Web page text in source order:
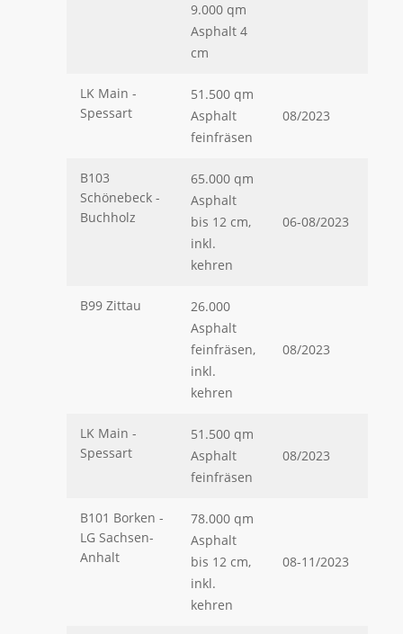
9.000 qm
Asphalt 4
cm
LK Main -
Spessart
51.500 qm
Asphalt
feinfräsen
08/2023
B103
Schönebeck -
Buchholz
65.000 qm
Asphalt
bis 12 cm,
inkl.
kehren
06-08/2023
B99 Zittau
26.000
Asphalt
feinfräsen,
inkl.
kehren
08/2023
LK Main -
Spessart
51.500 qm
Asphalt
feinfräsen
08/2023
B101 Borken -
LG Sachsen-
Anhalt
78.000 qm
Asphalt
bis 12 cm,
inkl.
kehren
08-11/2023